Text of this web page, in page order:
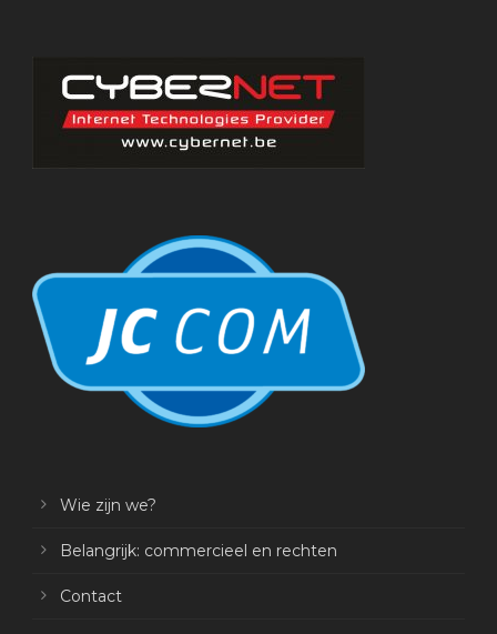
Wie zijn we?
Belangrijk: commercieel en rechten
Contact